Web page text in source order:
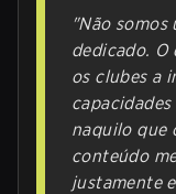
"Não somos
dedicado. O
os clubes a
naquilo que
conteúdo
justamente